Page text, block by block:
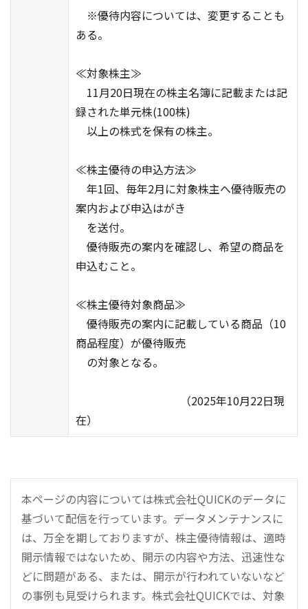
※優待内容については、変更することも
ある。
≪対象株主≫
11月20日現在の株主名簿に記載または記
録された単元株(100株)
以上の株式を保有の株主。
≪株主優待の申込方法≫
年1回、毎年2月に対象株主へ優待販売の
案内および申込はがき
を送付。
優待販売の案内を確認し、希望の商品を
申込むこと。
≪株主優待対象商品≫
優待販売の案内に記載している商品（10
商品程度）が優待販売
の対象となる。
（2025年10月22日現
在）
本ページの内容については株式会社QUICKのデータに
基づいて配信を行っています。データメンテナンスに
は、万全を期しておりますが、株主優待情報は、適時
開示情報ではないため、開示の内容や方法、迅速性な
どに問題がある、または、開示が行われていないなど
の事例も見受けられます。株式会社QUICKでは、対象